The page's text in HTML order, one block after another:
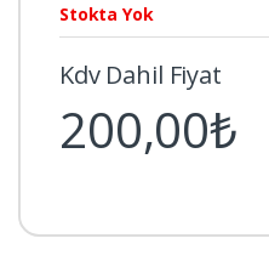
Stokta Yok
Kdv Dahil Fiyat
200,00₺